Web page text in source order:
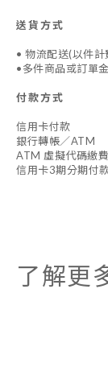
送貨方式
• 物流配送(以件計
•多件商品或訂單
付款方式
信用卡付款
銀行轉帳／ATM
ATM 虛擬代碼繳
信用卡3期分期付
了解更